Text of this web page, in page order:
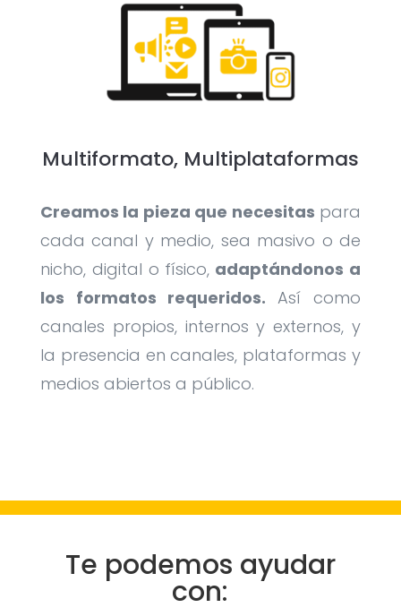
Multiformato, Multiplataformas
Creamos la pieza que necesitas para
cada canal y medio, sea masivo o de
nicho, digital o físico, adaptándonos a
los formatos requeridos.Así como
canales propios, internos y externos, y
la presencia en canales, plataformas y
medios abiertos a público.
Te podemos ayudar
con: